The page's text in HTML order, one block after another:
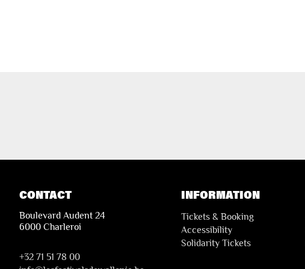
CONTACT
Boulevard Audent 24
6000 Charleroi
+32 71 51 78 00
INFORMATION
Tickets & Booking
Accessibility
Solidarity Tickets